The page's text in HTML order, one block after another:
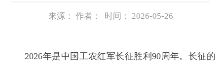
来源： 作者： 时间： 2026-05-26
2026年是中国工农红军长征胜利90周年。长征的